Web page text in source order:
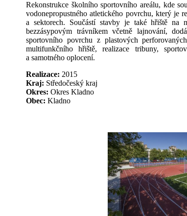
Rekonstrukce školního sportovního areálu, kde
vodonepropustného atletického povrchu, který je
a sektorech. Součástí stavby je také hřiště na
bezzásypovým trávníkem včetně lajnování,
sportovního povrchu z plastových
multifunkčního hřiště, realizace tribuny,
a samotného oplocení.
Realizace: 2015
Kraj: Středočeský kraj
Okres: Okres Kladno
Obec: Kladno